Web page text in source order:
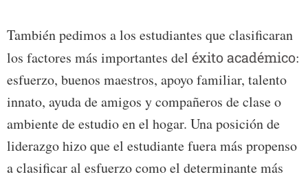
También pedimos a los estudiantes que clasificaran
los factores más importantes del éxito académico:
esfuerzo, buenos maestros, apoyo familiar, talento
innato, ayuda de amigos y compañeros de clase o
ambiente de estudio en el hogar. Una posición de
liderazgo hizo que el estudiante fuera más propenso
a clasificar al esfuerzo como el determinante más